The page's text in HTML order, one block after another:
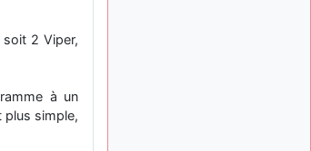
2 Viper,
à un
plus simple,